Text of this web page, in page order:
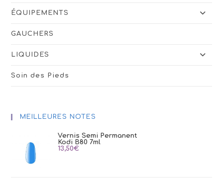
ÉQUIPEMENTS
GAUCHERS
LIQUIDES
Soin des Pieds
MEILLEURES NOTES
Vernis Semi Permanent
Kodi B80 7ml
13,50€